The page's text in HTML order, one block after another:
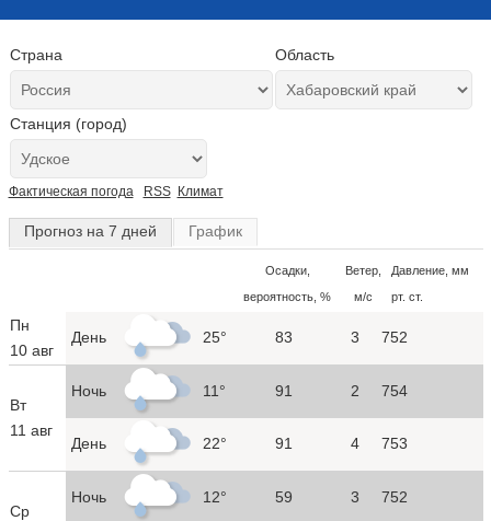
Страна Область
Станция (город)
Фактическая погода RSS Климат
Прогноз на 7 дней График
Осадки,
вероятность, %
Ветер,
м/с
Давление, мм
рт. ст.
Пн
10 авг
День 25° 83 3 752
Вт
11 авг
Ночь 11° 91 2 754
День 22° 91 4 753
Ср
Ночь 12° 59 3 752